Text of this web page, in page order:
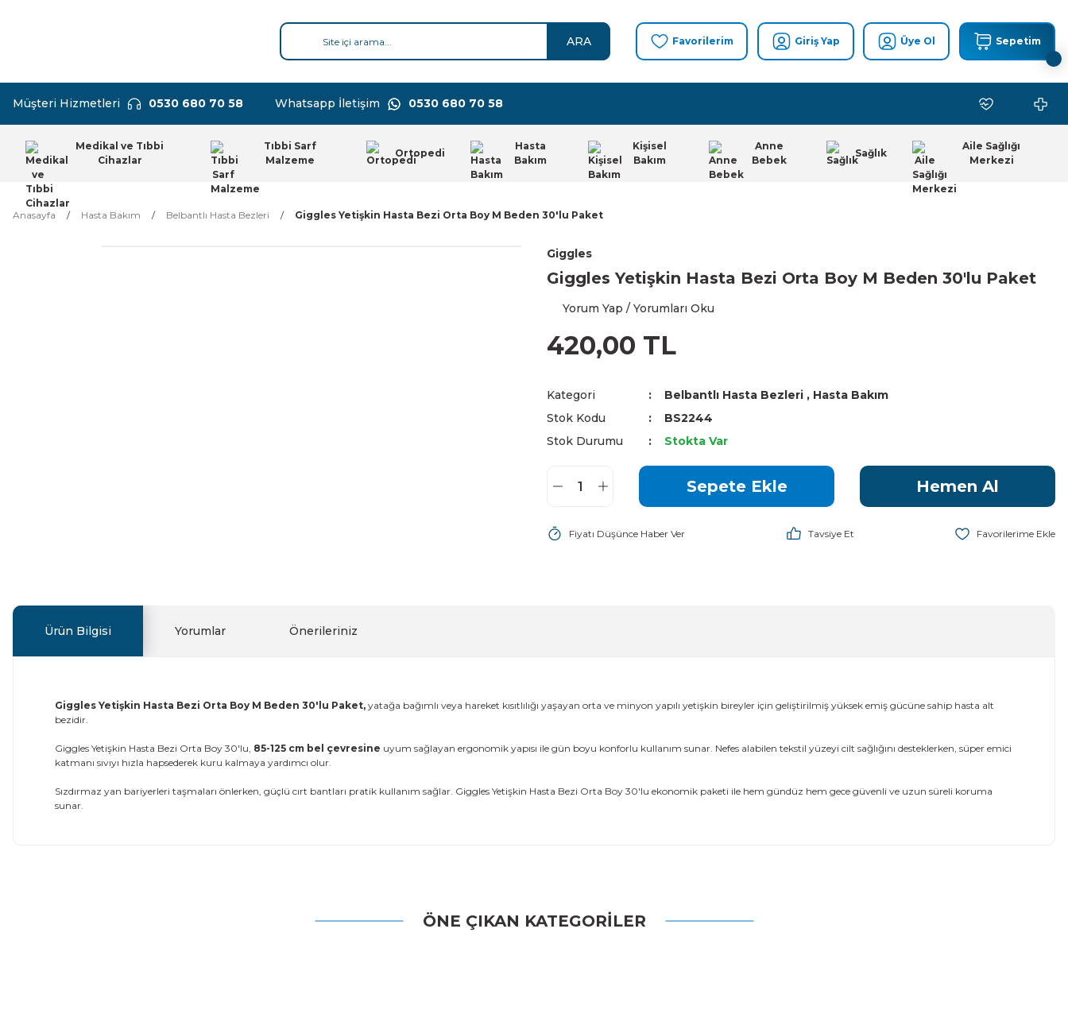
ARA Favorilerim Giriş Yap Üye Ol Sepetim
Müşteri Hizmetleri 0530 680 70 58 Whatsapp İletişim 0530 680 70 58
Medikal ve Tıbbi
Cihazlar
Tıbbi Sarf
Malzeme
Ortopedi
Hasta
Bakım
Kişisel
Bakım
Anne
Bebek
Sağlık
Aile Sağlığı
Merkezi
Anasayfa Hasta Bakım Belbantlı Hasta Bezleri Giggles Yetişkin Hasta Bezi Orta Boy M Beden 30'lu Paket
Giggles
Giggles Yetişkin Hasta Bezi Orta Boy M Beden 30'lu Paket
Yorum Yap / Yorumları Oku
420,00 TL
Kategori Belbantlı Hasta Bezleri , Hasta Bakım
Stok Kodu
BS2244
Stok Durumu
Stokta Var
Sepete Ekle Hemen Al
Fiyatı Düşünce Haber Ver Tavsiye Et
Ürün Bilgisi Yorumlar Önerileriniz
Giggles Yetişkin Hasta Bezi Orta Boy M Beden 30'lu Paket, yatağa bağımlı veya hareket kısıtlılığı yaşayan orta ve minyon yapılı yetişkin bireyler için geliştirilmiş yüksek emiş gücüne sahip hasta alt
bezidir.
Giggles Yetişkin Hasta Bezi Orta Boy 30'lu, 85-125 cm bel çevresine uyum sağlayan ergonomik yapısı ile gün boyu konforlu kullanım sunar. Nefes alabilen tekstil yüzeyi cilt sağlığını desteklerken, süper emici
katmanı sıvıyı hızla hapsederek kuru kalmaya yardımcı olur.
Sızdırmaz yan bariyerleri taşmaları önlerken, güçlü cırt bantları pratik kullanım sağlar. Giggles Yetişkin Hasta Bezi Orta Boy 30'lu ekonomik paketi ile hem gündüz hem gece güvenli ve uzun süreli koruma
sunar.
Bu ürüne ilk yorumu siz yapın!
ÖNE ÇIKAN KATEGORİLER